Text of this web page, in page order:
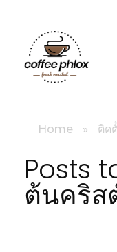
Home » ติด
Posts
ต้นคริส